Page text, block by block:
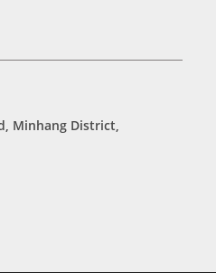
Minhang District,